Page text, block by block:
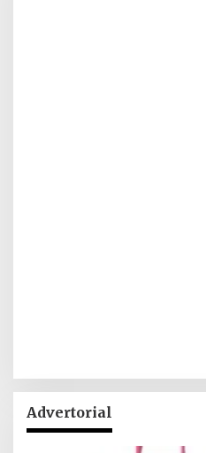
Advertorial